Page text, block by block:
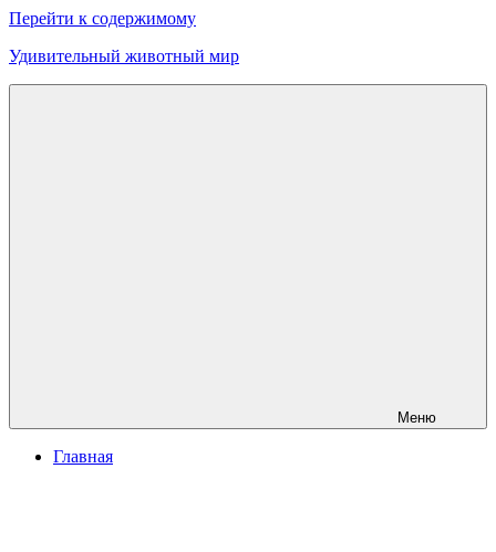
Перейти к содержимому
Удивительный животный мир
Меню
Главная